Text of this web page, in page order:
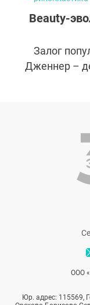
Хлои
Beauty-
Залог
Дженнер –
ООО
Юр. адрес: 115569,